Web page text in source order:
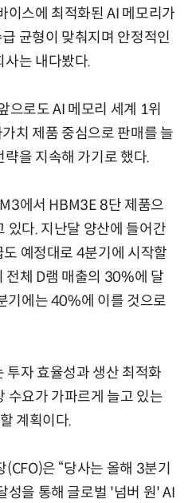
이스에 최적화된 AI 메모리가
균형이 맞춰지며 안정적인
사는 내다봤다.
으로도 AI 메모리 세계 1위
치 제품 중심으로 판매를 늘
을 지속해 가기로 했다.
에서 HBM3E 8단 제품으
있다. 지난달 양산에 들어간
예정대로 4분기에 시작할
전체 D램 매출의 30%에 달
기에는 40%에 이를 것으로
투자 효율성과 생산 최적화
수요가 가파르게 늘고 있는
계획이다.
은 “당사는 올해 3분기
성을 통해 글로벌 '넘버 원' AI